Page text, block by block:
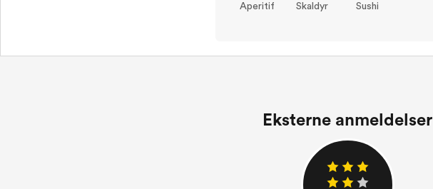
Aperitif Skaldyr Sushi
Eksterne anmeldelser